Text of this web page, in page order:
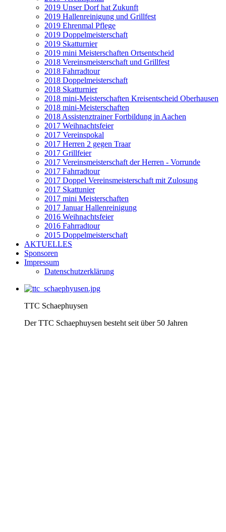
2019 Unser Dorf hat Zukunft
2019 Hallenreinigung und Grillfest
2019 Ehrenmal Pflege
2019 Doppelmeisterschaft
2019 Skatturnier
2019 mini Meisterschaften Ortsentscheid
2018 Vereinsmeisterschaft und Grillfest
2018 Fahrradtour
2018 Doppelmeisterschaft
2018 Skatturnier
2018 mini-Meisterschaften Kreisentscheid Oberhausen
2018 mini-Meisterschaften
2018 Assistenztrainer Fortbildung in Aachen
2017 Weihnachtsfeier
2017 Vereinspokal
2017 Herren 2 gegen Traar
2017 Grillfeier
2017 Vereinsmeisterschaft der Herren - Vorrunde
2017 Fahrradtour
2017 Doppel Vereinsmeisterschaft mit Zulosung
2017 Skattunier
2017 mini Meisterschaften
2017 Januar Hallenreinigung
2016 Weihnachtsfeier
2016 Fahrradtour
2015 Doppelmeisterschaft
AKTUELLES
Sponsoren
Impressum
Datenschutzerklärung
TTC Schaephuysen
Der TTC Schaephuysen besteht seit über 50 Jahren